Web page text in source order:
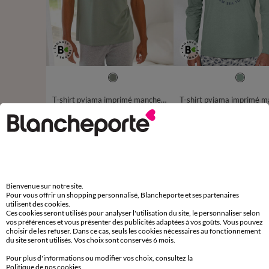
XXL
T-shirt pyjama imprimé manches courtes
à partir de 12,99 €
-50% dès 2 art Code 899013
XXL
Haut de pyjama Pyjama
Paiement 100% sécurisé
Bienvenue sur notre site.
Pour vous offrir un shopping personnalisé, Blancheporte et ses partenaires
utilisent des cookies.
Ces cookies seront utilisés pour analyser l'utilisation du site, le personnaliser selon
vos préférences et vous présenter des publicités adaptées à vos goûts. Vous pouvez
choisir de les refuser. Dans ce cas, seuls les cookies nécessaires au fonctionnement
du site seront utilisés. Vos choix sont conservés 6 mois.
Pour plus d'informations ou modifier vos choix, consultez la
Politique de nos cookies.